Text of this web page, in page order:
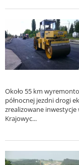
Około 55 km
północnej jezdni drogi
zrealizowane inwestycje
Krajowyc...